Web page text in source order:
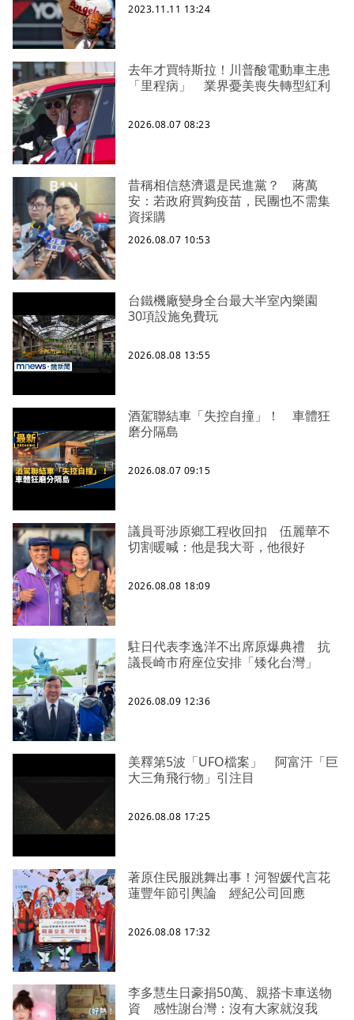
2023.11.11 13:24
去年才買特斯拉！川普酸電動車主患
「里程病」 業界憂美喪失轉型紅利
2026.08.07 08:23
昔稱相信慈濟還是民進黨？ 蔣萬
安：若政府買夠疫苗，民團也不需集
資採購
2026.08.07 10:53
台鐵機廠變身全台最大半室內樂園
30項設施免費玩
2026.08.08 13:55
酒駕聯結車「失控自撞」！ 車體狂
磨分隔島
2026.08.07 09:15
議員哥涉原鄉工程收回扣 伍麗華不
切割暖喊：他是我大哥，他很好
2026.08.08 18:09
駐日代表李逸洋不出席原爆典禮 抗
議長崎市府座位安排「矮化台灣」
2026.08.09 12:36
美釋第5波「UFO檔案」 阿富汗「巨
大三角飛行物」引注目
2026.08.08 17:25
著原住民服跳舞出事！河智媛代言花
蓮豐年節引輿論 經紀公司回應
2026.08.08 17:32
李多慧生日豪捐50萬、親搭卡車送物
資 感性謝台灣：沒有大家就沒我